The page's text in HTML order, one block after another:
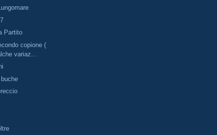
Partito
copione (
variaz...